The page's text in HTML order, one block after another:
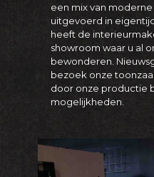
een mix van
uitgevoerd in
heeft de
showroom waar u al
bewonderen.
bezoek onze
door onze productie
mogelijkheden.